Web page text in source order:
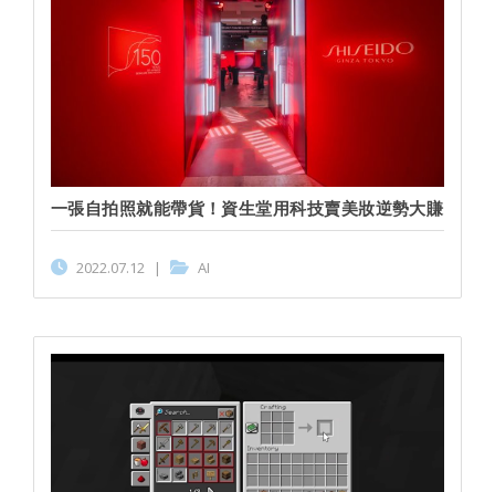
一張自拍照就能帶貨！資生堂用科技賣美妝逆勢大賺
2022.07.12 | AI